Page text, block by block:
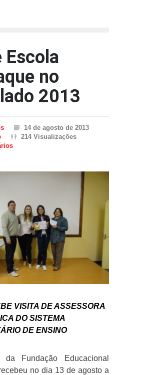
Escola
no
2013
14 de agosto de 2013
214 Visualizações
VISITA DE ASSESSORA
DO SISTEMA
DE ENSINO
Fundação Educacional
no dia 13 de agosto a